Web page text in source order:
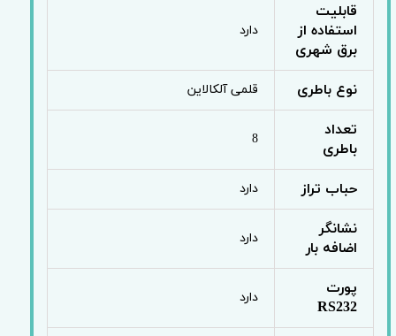
قابلیت
استفاده از
برق شهری
دارد
نوع باطری قلمی آلکالاین
تعداد
باطری
8
حباب تراز دارد
نشانگر
اضافه بار
دارد
پورت
RS232
دارد